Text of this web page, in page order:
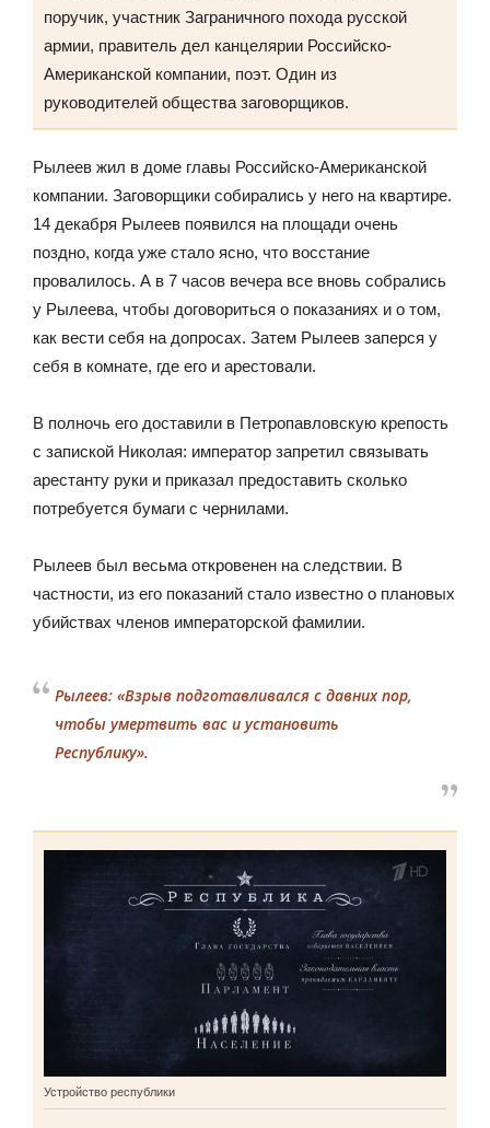
поручик, участник Заграничного похода русской
армии, правитель дел канцелярии Российско-
Американской компании, поэт. Один из
руководителей общества заговорщиков.
Рылеев жил в доме главы Российско-Американской
компании. Заговорщики собирались у него на квартире.
14 декабря Рылеев появился на площади очень
поздно, когда уже стало ясно, что восстание
провалилось. А в 7 часов вечера все вновь собрались
у Рылеева, чтобы договориться о показаниях и о том,
как вести себя на допросах. Затем Рылеев заперся у
себя в комнате, где его и арестовали.
В полночь его доставили в Петропавловскую крепость
с запиской Николая: император запретил связывать
арестанту руки и приказал предоставить сколько
потребуется бумаги с чернилами.
Рылеев был весьма откровенен на следствии. В
частности, из его показаний стало известно о плановых
убийствах членов императорской фамилии.
Рылеев: «Взрыв подготавливался с давних пор,
чтобы умертвить вас и установить
Республику».
Устройство республики